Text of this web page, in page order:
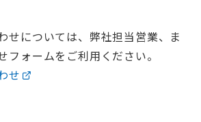
せについては、弊社担当営業、ま
フォームをご利用ください。
せ